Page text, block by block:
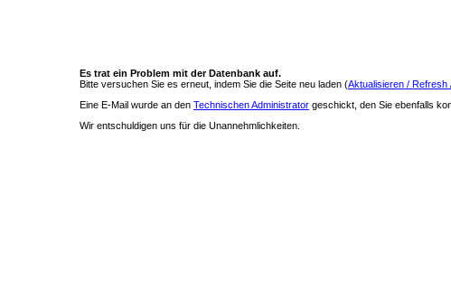
Es trat ein Problem mit der Datenbank auf.
Bitte versuchen Sie es erneut, indem Sie die Seite neu laden (Aktualisieren / Refresh
Eine E-Mail wurde an den Technischen Administrator geschickt, den Sie ebenfalls
Wir entschuldigen uns für die Unannehmlichkeiten.